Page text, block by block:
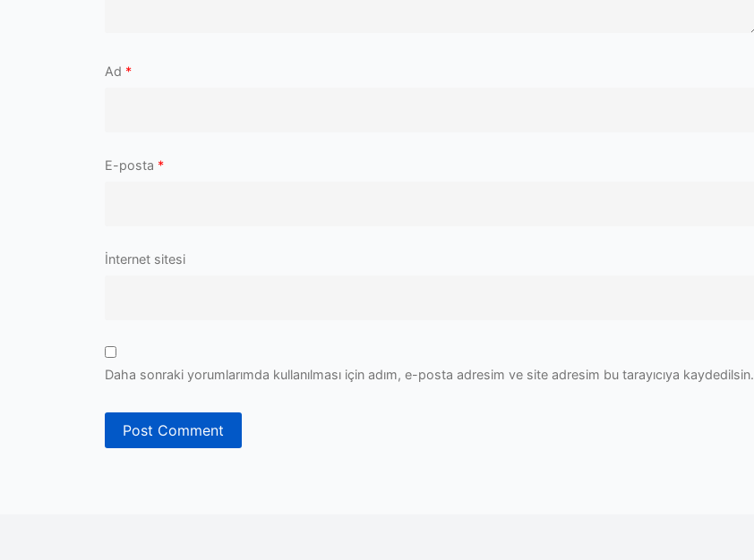
Ad *
E-posta *
İnternet sitesi
Daha sonraki yorumlarımda kullanılması için adım, e-posta adresim ve site adresim bu tarayıcıya kaydedilsin.